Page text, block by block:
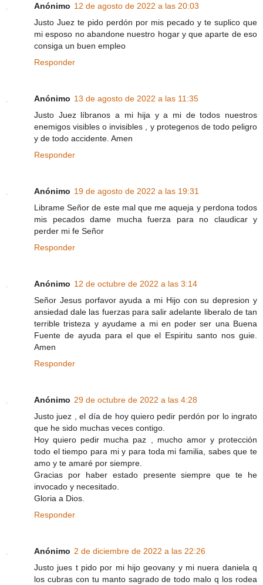
Anónimo 12 de agosto de 2022 a las 20:03
Justo Juez te pido perdón por mis pecado y te suplico que
mi esposo no abandone nuestro hogar y que aparte de eso
consiga un buen empleo
Responder
Anónimo 13 de agosto de 2022 a las 11:35
Justo Juez líbranos a mi hija y a mi de todos nuestros
enemigos visibles o invisibles , y protegenos de todo peligro
y de todo accidente. Amen
Responder
Anónimo 19 de agosto de 2022 a las 19:31
Librame Señor de este mal que me aqueja y perdona todos
mis pecados dame mucha fuerza para no claudicar y
perder mi fe Señor
Responder
Anónimo 12 de octubre de 2022 a las 3:14
Señor Jesus porfavor ayuda a mi Hijo con su depresion y
ansiedad dale las fuerzas para salir adelante liberalo de tan
terrible tristeza y ayudame a mi en poder ser una Buena
Fuente de ayuda para el que el Espiritu santo nos guie.
Amen
Responder
Anónimo 29 de octubre de 2022 a las 4:28
Justo juez , el día de hoy quiero pedir perdón por lo ingrato
que he sido muchas veces contigo.
Hoy quiero pedir mucha paz , mucho amor y protección
todo el tiempo para mi y para toda mi familia, sabes que te
amo y te amaré por siempre.
Gracias por haber estado presente siempre que te he
invocado y necesitado.
Gloria a Dios.
Responder
Anónimo 2 de diciembre de 2022 a las 22:26
Justo jues t pido por mi hijo geovany y mi nuera daniela q
los cubras con tu manto sagrado de todo malo q los rodea